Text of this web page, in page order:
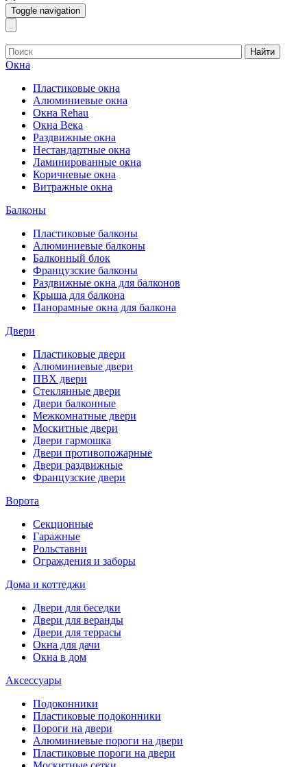
Toggle navigation
Найти
Окна
Пластиковые окна
Алюминиевые окна
Окна Rehau
Окна Века
Раздвижные окна
Нестандартные окна
Ламинированные окна
Коричневые окна
Витражные окна
Балконы
Пластиковые балконы
Алюминиевые балконы
Балконный блок
Французские балконы
Раздвижные окна для балконов
Крыша для балкона
Панорамные окна для балкона
Двери
Пластиковые двери
Алюминиевые двери
ПВХ двери
Стеклянные двери
Двери балконные
Межкомнатные двери
Москитные двери
Двери гармошка
Двери противопожарные
Двери раздвижные
Французские двери
Ворота
Секционные
Гаражные
Рольставни
Ограждения и заборы
Дома и коттеджи
Двери для беседки
Двери для веранды
Двери для террасы
Окна для дачи
Окна в дом
Аксессуары
Подоконники
Пластиковые подоконники
Пороги на двери
Алюминиевые пороги на двери
Пластиковые пороги на двери